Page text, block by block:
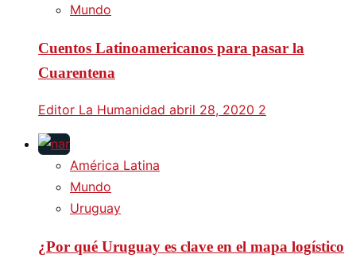
Mundo
Cuentos Latinoamericanos para pasar la
Cuarentena
Editor La Humanidad abril 28, 2020 2
América Latina
Mundo
Uruguay
¿Por qué Uruguay es clave en el mapa logístico